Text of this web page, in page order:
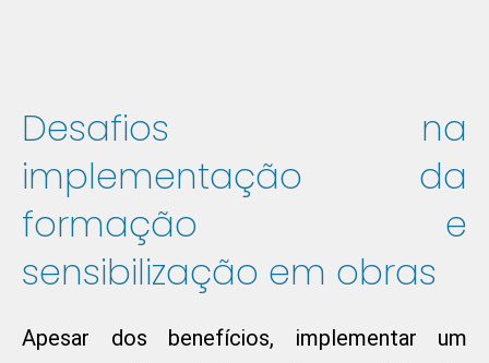
Desafios na
implementação da
formação e
sensibilização em obras
Apesar dos benefícios, implementar um